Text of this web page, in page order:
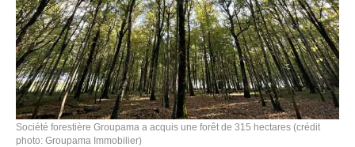
Société forestière Groupama a acquis une forêt de 315 hectares (crédit
photo: Groupama Immobilier)